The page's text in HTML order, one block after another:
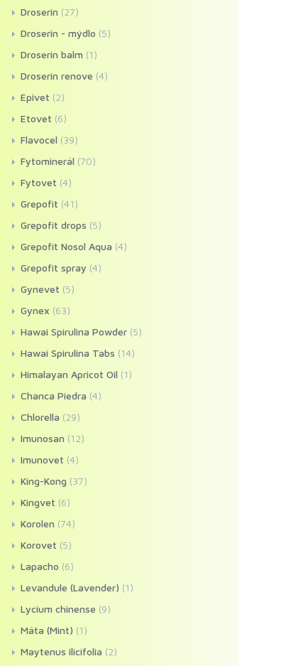
Droserin (27)
Droserin - mýdlo (5)
Droserin balm (1)
Droserin renove (4)
Epivet (2)
Etovet (6)
Flavocel (39)
Fytominerál (70)
Fytovet (4)
Grepofit (41)
Grepofit drops (5)
Grepofit Nosol Aqua (4)
Grepofit spray (4)
Gynevet (5)
Gynex (63)
Hawai Spirulina Powder (5)
Hawai Spirulina Tabs (14)
Himalayan Apricot Oil (1)
Chanca Piedra (4)
Chlorella (29)
Imunosan (12)
Imunovet (4)
King-Kong (37)
Kingvet (6)
Korolen (74)
Korovet (5)
Lapacho (6)
Levandule (Lavender) (1)
Lycium chinense (9)
Máta (Mint) (1)
Maytenus ilicifolia (2)